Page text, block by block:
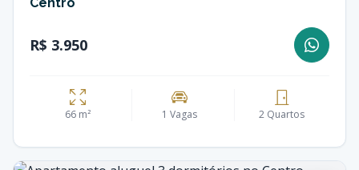
R$ 3.950
66 m² 1 Vagas 2 Quartos